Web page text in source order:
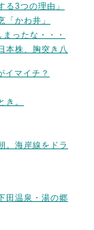
る3つの理由」
かわ井」
ったな・・・
本株、胸突き八
イマイチ？
き。
。海岸線をドラ
田温泉・湯の郷